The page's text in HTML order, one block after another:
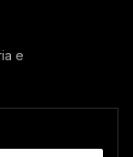
e